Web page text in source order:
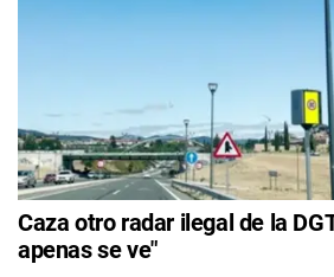
Caza otro radar ilegal de la
apenas se ve"